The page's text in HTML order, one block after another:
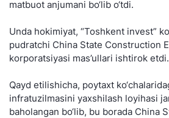
matbuot anjumani bo‘lib o‘tdi.
Unda hokimiyat, “Toshkent invest”
pudratchi China State Construction
korporatsiyasi mas’ullari ishtirok etdi.
Qayd etilishicha, poytaxt
infratuzilmasini yaxshilash loyihasi
baholangan bo‘lib, bu borada China